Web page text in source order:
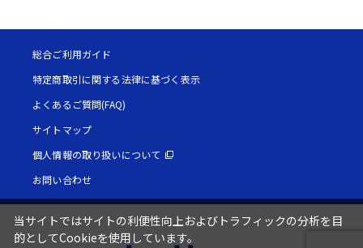
総合ご利用ガイド
特定商取引に関する法律に基づく表示
よくあるご質問(FAQ)
サイトマップ
個人情報の取り扱いについて
お問い合わせ
当サイトではサイトの利便性向上およびトラフィックの分析を目
的としてCookieを使用しています。